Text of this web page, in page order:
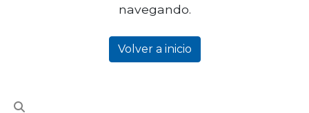
navegando.
Volver a inicio